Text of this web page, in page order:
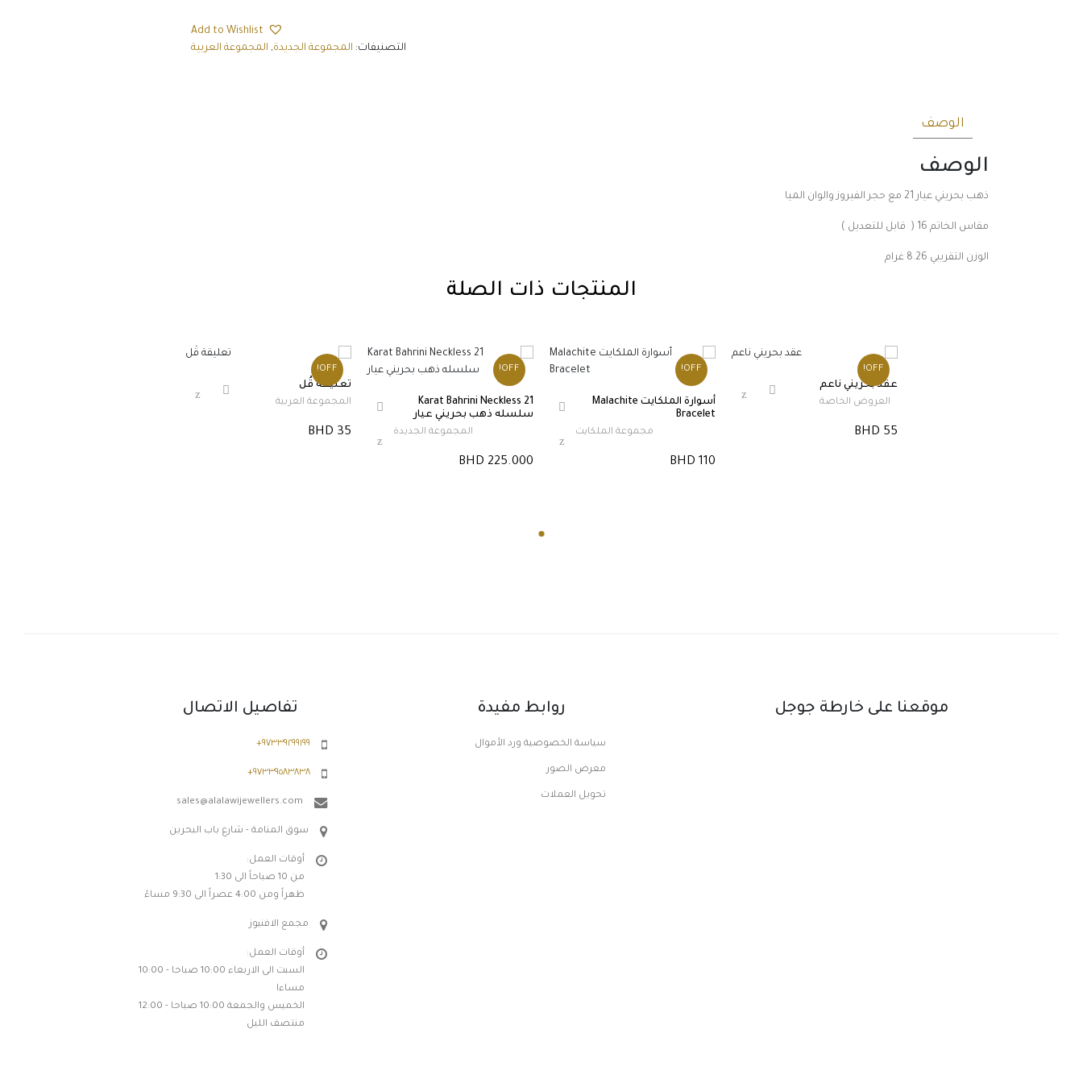
Add to Wishlist
التصنيفات: المجموعة الجديدة, المجموعة العربية
الوصف
الوصف
ذهب بحريني عيار 21 مع حجر الفيروز والوان الميا
مقاس الخاتم 16 ( قابل للتعديل )
الوزن التقريبي 8.26 غرام
المنتجات ذات الصلة
OFF!
تعليقة قُل
المجموعة العربية
BHD 35
OFF!
21 Karat Bahrini Neckless
سلسله ذهب بحريني عيار
المجموعة الجديدة
BHD 225.000
OFF!
أسوارة الملكايت Malachite
Bracelet
مجموعة الملكايت
BHD 110
OFF!
عقد بحريني ناعم
العروض الخاصة
BHD 55
موقعنا على خارطة جوجل روابط مفيدة
سياسة الخصوصية ورد الأموال
معرض الصور
تحويل العملات
تفاصيل الاتصال
٩٧٣٣٩٢٩٩١٩٩+
٩٧٣٣٩٥٨٣٨٣٨+
sales@alalawijewellers.com
سوق المنامة - شارع باب البحرين
أوقات العمل:
من 10 صباحاً الى 1:30
ظهراً ومن 4:00 عصراً الى 9:30 مساءً
مجمع الافنيوز
أوقات العمل:
السبت الى الاربعاء 10:00 صباحا - 10:00
مساءا
الخميس والجمعة 10:00 صباحا - 12:00
منتصف الليل